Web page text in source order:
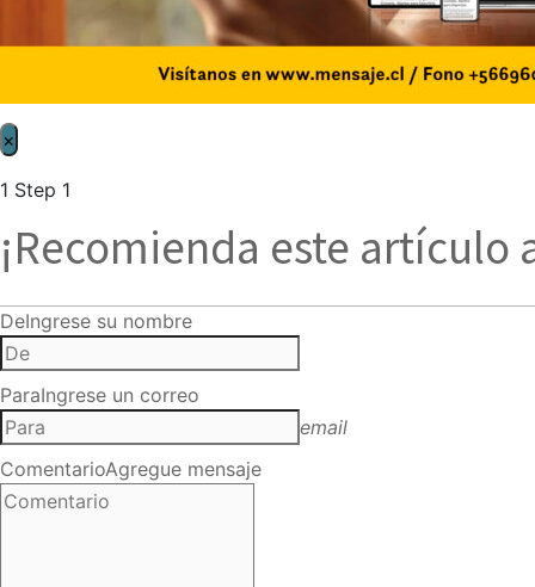
×
1 Step 1
¡Recomienda este artículo
DeIngrese su nombre
ParaIngrese un correo
email
ComentarioAgregue mensaje